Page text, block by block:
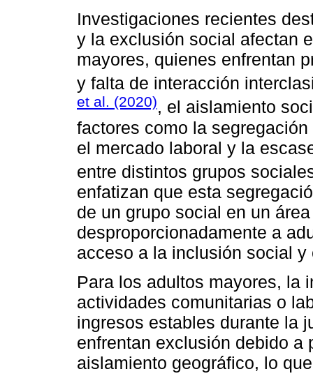
Investigaciones recientes
y la exclusión social afectan
mayores, quienes enfrentan
y falta de interacción
et al. (2020), el aislamiento
factores como la
el mercado laboral y la
entre distintos grupos
enfatizan que esta
de un grupo social en un
desproporcionadamente a
acceso a la inclusión social y
Para los adultos mayores, la
actividades comunitarias o
ingresos estables durante la
enfrentan exclusión debido
aislamiento geográfico, lo